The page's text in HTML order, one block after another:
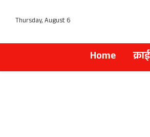
Thursday, August 6
Home